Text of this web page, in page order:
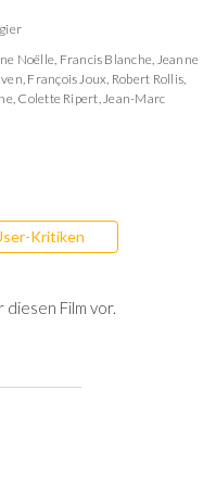
Noëlle, Francis Blanche, Jeanne
, François Joux, Robert Rollis,
, Colette Ripert,Jean-Marc
Kritiken
Film vor.